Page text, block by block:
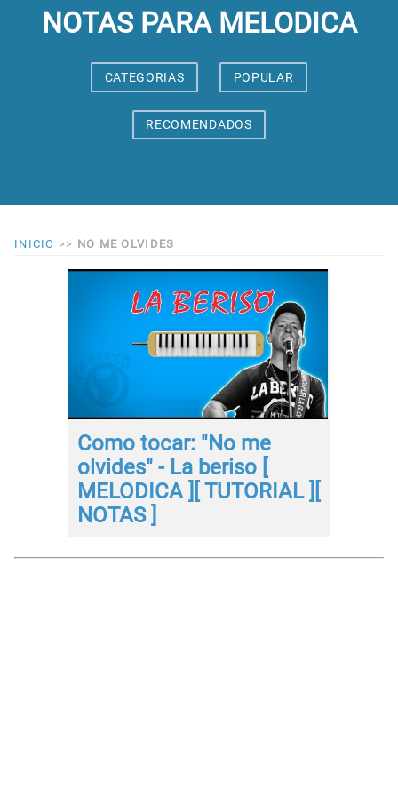
NOTAS PARA MELODICA
CATEGORIAS POPULAR
RECOMENDADOS
INICIO >> NO ME OLVIDES
Como tocar: "No me
olvides" - La beriso [
MELODICA ][ TUTORIAL ][
NOTAS ]